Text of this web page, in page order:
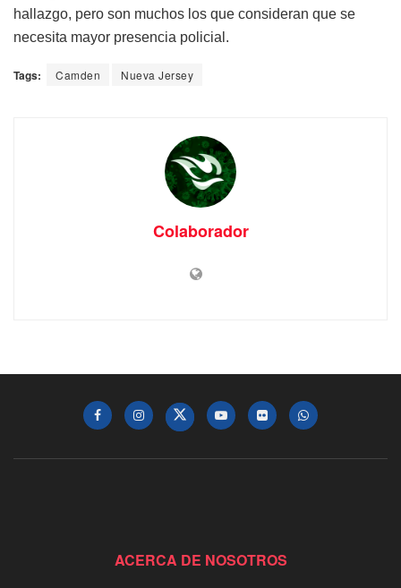
hallazgo, pero son muchos los que consideran que se
necesita mayor presencia policial.
Tags: Camden Nueva Jersey
Colaborador
ACERCA DE NOSOTROS